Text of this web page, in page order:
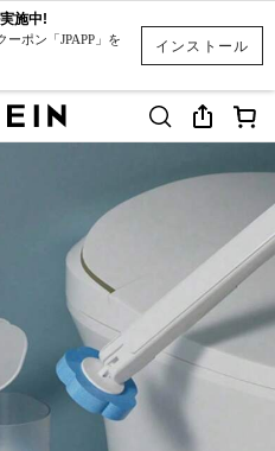
インストール
施中!
ーポン「JPAPP」を